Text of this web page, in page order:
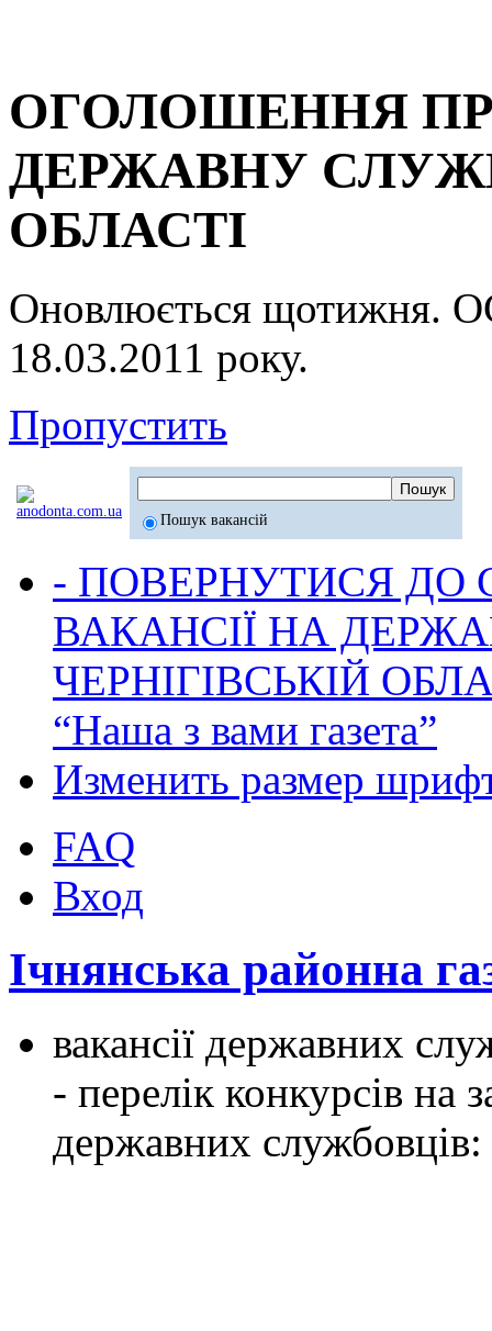
ОГОЛОШЕННЯ
ДЕРЖАВНУ
ОБЛАСТІ
Оновлюється
18.03.2011 року.
Пропустить
Пошук вакансій
- ПОВЕРНУТИСЯ ДО
ВАКАНСІЇ НА
ЧЕРНІГІВСЬКІЙ
“Наша з вами газета”
Изменить размер
FAQ
Вход
Ічнянська районна
вакансії державних
- перелік конкурсів на
державних службовців: